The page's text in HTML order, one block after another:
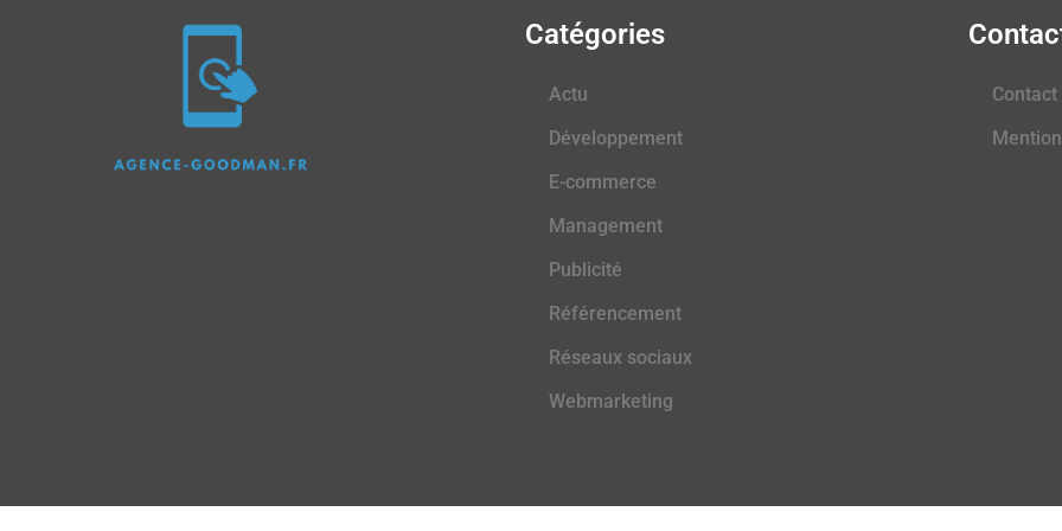
Catégories
Actu
Développement
E-commerce
Management
Publicité
Référencement
Réseaux sociaux
Webmarketing
Contact